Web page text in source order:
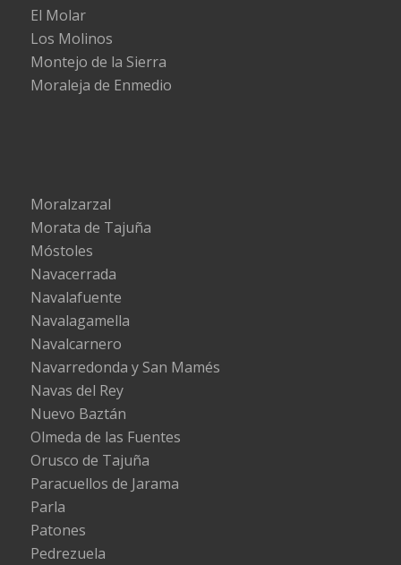
El Molar
Los Molinos
Montejo de la Sierra
Moraleja de Enmedio
Moralzarzal
Morata de Tajuña
Móstoles
Navacerrada
Navalafuente
Navalagamella
Navalcarnero
Navarredonda y San Mamés
Navas del Rey
Nuevo Baztán
Olmeda de las Fuentes
Orusco de Tajuña
Paracuellos de Jarama
Parla
Patones
Pedrezuela